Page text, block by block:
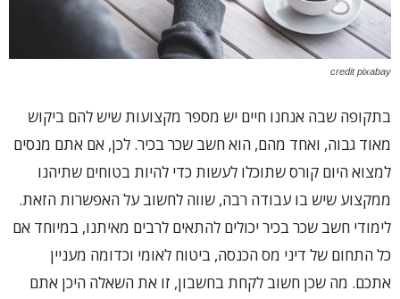
credit pixabay
בתקופה שבה אנחנו חיים יש מספר מקצועות שיש להם ביקוש
מאוד גבוה, ואחד מהם, הוא חשב שכר בכיר. לכן, אם אתם מנסים
למצוא היום קורס שתוכלו לעשות כדי להיות בטוחים שתיהנו
ממקצוע שיש בו עבודה רבה, שווה לחשוב על האפשרות הזאת.
לימודי חשב שכר בכיר יכולים להתאים לרבים מאיתנו, במיוחד אם
כל התחום של דיני מס הכנסה, ביטוח לאומי וכדומה מעניין
אתכם. מה שכן חשוב לקחת בחשבון, זו את השאלה היכן אתם